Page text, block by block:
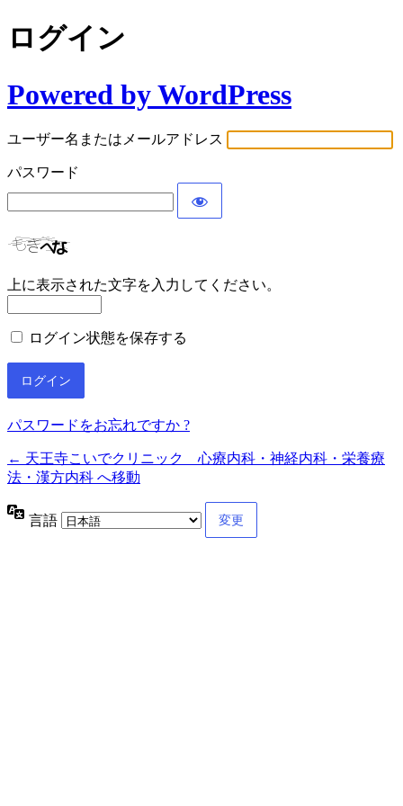
ログイン
Powered by WordPress
ユーザー名またはメールアドレス
パスワード
上に表示された文字を入力してください。
ログイン状態を保存する
パスワードをお忘れですか ?
← 天王寺こいでクリニック 心療内科・神経内科・栄養療
法・漢方内科 へ移動
言語